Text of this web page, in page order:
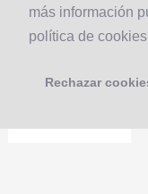
más información
política de cookies
Rechazar